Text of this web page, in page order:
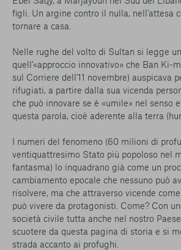
figli. Un argine contro il nulla, nell'attesa
tornare a casa.
Nelle rughe del volto di Sultan si legge
quell'«approccio innovativo» che Ban Ki-
sul Corriere dell'11 novembre) auspicava
rifugiati, a partire dalla sua vicenda
che può innovare se è «umile» nel senso
questa parola, cioè aderente alla terra
I numeri del fenomeno (60 milioni di
ventiquattresimo Stato più popoloso nel
fantasma) lo inquadrano già come un
cambiamento epocale che nessuno può
risolvere, ma che attraverso vicende
può vivere da protagonisti. Come? Con
società civile tutta anche nel nostro
scuotere da questa pagina di storia e si
strada accanto ai profughi.